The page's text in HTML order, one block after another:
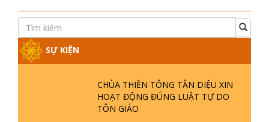
SỰ KIỆN
CHÙA THIỀN TÔNG TÂN DIỆU XIN
HOẠT ĐỘNG ĐÚNG LUẬT TỰ DO
TÔN GIÁO